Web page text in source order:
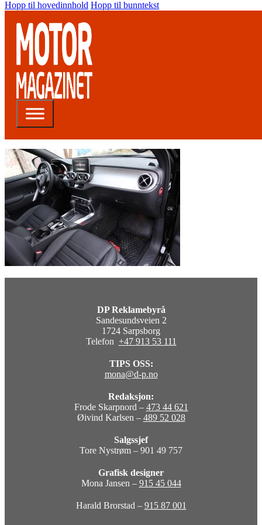
Hopp til hovedinnhold Hopp til bunntekst
DP Reklamebyrå
Sandesundsveien 2
1724 Sarpsborg
Telefon +47 913 53 111
TIPS OSS:
mona@d-p.no
Redaksjon:
Frode Skarpnord – 473 44 621
Øivind Karlsen – 489 52 028
Salgssjef
Tore Nystrøm – 901 49 757
Grafisk designer
Mona Jansen – 915 45 044
Harald Brorstad – 915 87 001